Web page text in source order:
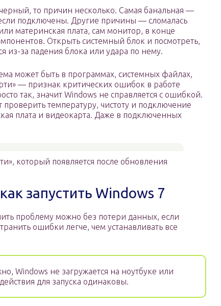
то причин несколько. Самая банальная —
подключены. Другие причины — сломалась
материнская плата, сам монитор, в конце
Открыть системный блок и посмотреть,
из-за падения блока или удара по нему.
может быть в программах, системных файлах,
— признак критических ошибок в работе
так, значит Windows не справляется с ошибкой.
температуру, чистоту и подключение
плата и видеокарта. Даже в подключенных
который появляется после обновления
запустить Windows 7
проблему можно без потери данных, если
ошибки легче, чем устанавливать все
Windows не загружается на ноутбуке или
для запуска одинаковы.